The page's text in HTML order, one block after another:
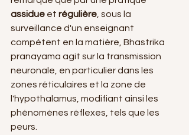
assidue et régulière, sous la
surveillance d'un enseignant
compétent en la matière, Bhastrika
pranayama agit sur la transmission
neuronale, en particulier dans les
zones réticulaires et la zone de
l'hypothalamus, modifiant ainsi les
phénomènes réflexes, tels que les
peurs.